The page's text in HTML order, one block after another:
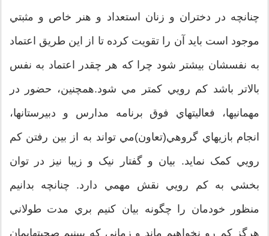
چنانچه در دختران و زنان استعداد و هنر خاص و مثبتي
موجود است بايد آن را تقويت کرده تا از اين طريق اعتماد
به نفسشان بيشتر شود چرا که هر چقدر اعتماد به نفس
بالاتر باشد کم رويي کمتر مي شود.همچنين، حضور در
مهمانيها، فعاليتهاي فوق برنامه مدارس و دبيرستانها،
انجام بازيهاي گروهي(تعاون)مي تواند به از بين رفتن کم
رويي کمک نمايد. بيان و گفتار نيک و زيبا نيز در توان
بخشي به کم رويي نقش مهمي دارد. چنانچه بدانيم
منظور خودمان را چگونه بيان کنيم بري مدت طولاني
هرگز کم رو نخواهيم ماند و زماني که ببينيم صحبتهايمان